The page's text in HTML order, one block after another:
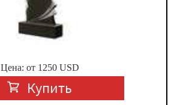
Цена: от 1250USD
Купить